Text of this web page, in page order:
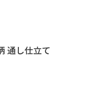
通し仕立て